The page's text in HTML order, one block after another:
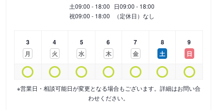
土09:00 - 18:00 日09:00 - 18:00
祝09:00 - 18:00 （定休日）なし
3
月
4
火
5
水
6
木
7
金
8
土
9
日
※営業日・相談可能日が変更となる場合もございます。詳細はお問い合
わせください。